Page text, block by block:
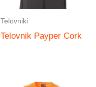
Telovniki
Telovnik Payper Cork